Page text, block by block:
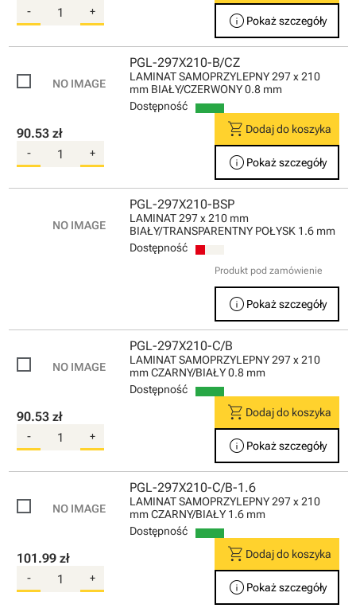
- + info Pokaż szczegóły
PGL-297X210-B/CZ
LAMINAT SAMOPRZYLEPNY 297 x 210
mm BIAŁY/CZERWONY 0.8 mm
Dostępność
90.53 zł
- +
shopping_cart Dodaj do koszyka
info Pokaż szczegóły
PGL-297X210-BSP
LAMINAT 297 x 210 mm
BIAŁY/TRANSPARENTNY POŁYSK 1.6 mm
Dostępność
Produkt pod zamówienie
info Pokaż szczegóły
PGL-297X210-C/B
LAMINAT SAMOPRZYLEPNY 297 x 210
mm CZARNY/BIAŁY 0.8 mm
Dostępność
90.53 zł
- +
shopping_cart Dodaj do koszyka
info Pokaż szczegóły
PGL-297X210-C/B-1.6
LAMINAT SAMOPRZYLEPNY 297 x 210
mm CZARNY/BIAŁY 1.6 mm
Dostępność
101.99 zł
- +
shopping_cart Dodaj do koszyka
info Pokaż szczegóły